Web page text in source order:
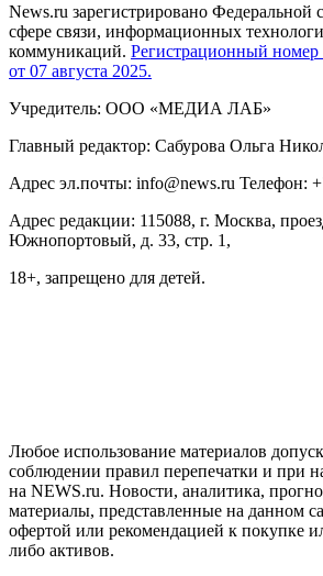
News.ru зарегистрировано Федеральной
сфере связи, информационных
коммуникаций. Регистрационный
от 07 августа 2025.
Учредитель: ООО «МЕДИА ЛАБ»
Главный редактор: Сабурова Ольга
Адрес эл.почты: info@news.ru Телефон:
Адрес редакции: 115088, г. Москва,
Южнопортовый, д. 33, стр. 1,
18+, запрещено для детей.
Любое использование материалов
соблюдении правил перепечатки и при
на NEWS.ru. Новости, аналитика,
материалы, представленные на данном
офертой или рекомендацией к покупке
либо активов.